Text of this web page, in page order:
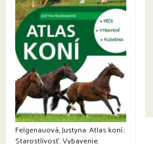
Felgenauová, Justyna: Atlas koní.: